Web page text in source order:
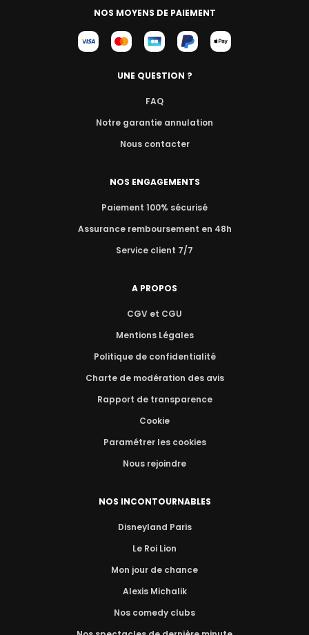
NOS MOYENS DE PAIEMENT
UNE QUESTION ?
FAQ
Notre garantie annulation
Nous contacter
NOS ENGAGEMENTS
Paiement 100% sécurisé
Assurance remboursement en 48h
Service client 7/7
A PROPOS
CGV et CGU
Mentions Légales
Politique de confidentialité
Charte de modération des avis
Rapport de transparence
Cookie
Paramétrer les cookies
Nous rejoindre
NOS INCONTOURNABLES
Disneyland Paris
Le Roi Lion
Mon jour de chance
Alexis Michalik
Nos comedy clubs